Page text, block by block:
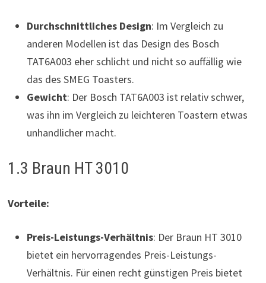
Durchschnittliches Design: Im Vergleich zu
anderen Modellen ist das Design des Bosch
TAT6A003 eher schlicht und nicht so auffällig wie
das des SMEG Toasters.
Gewicht: Der Bosch TAT6A003 ist relativ schwer,
was ihn im Vergleich zu leichteren Toastern etwas
unhandlicher macht.
1.3 Braun HT 3010
Vorteile:
Preis-Leistungs-Verhältnis: Der Braun HT 3010
bietet ein hervorragendes Preis-Leistungs-
Verhältnis. Für einen recht günstigen Preis bietet